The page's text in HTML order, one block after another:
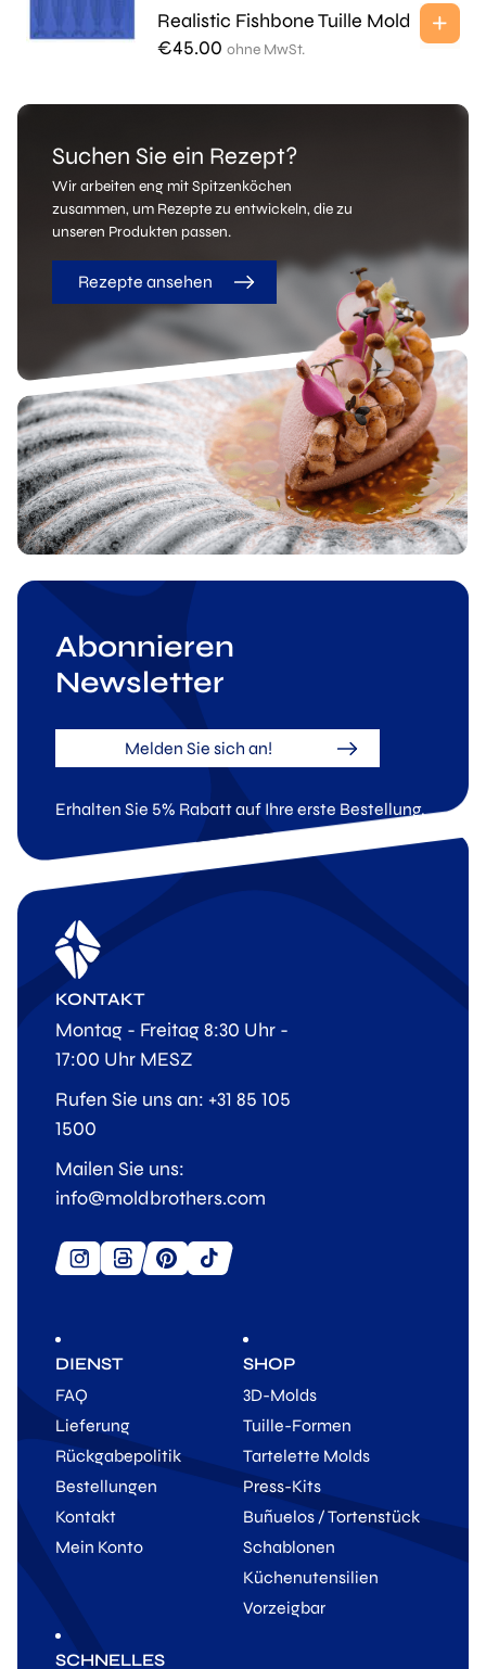
Realistic Fishbone Tuille Mold
€45.00 ohne MwSt.
Suchen Sie ein Rezept?
Wir arbeiten eng mit Spitzenköchen
zusammen, um Rezepte zu entwickeln, die zu
unseren Produkten passen.
Rezepte ansehen
Abonnieren
Newsletter
Melden Sie sich an!
Erhalten Sie 5% Rabatt auf Ihre erste Bestellung.
DIENST
FAQ
Lieferung
Rückgabepolitik
Bestellungen
Kontakt
Mein Konto
SHOP
3D-Molds
Tuille-Formen
Tartelette Molds
Press-Kits
Buñuelos / Tortenstück
Schablonen
Küchenutensilien
Vorzeigbar
SCHNELLES
KONTAKT
Montag - Freitag 8:30 Uhr -
17:00 Uhr MESZ
Rufen Sie uns an: +31 85 105
1500
Mailen Sie uns:
info@moldbrothers.com